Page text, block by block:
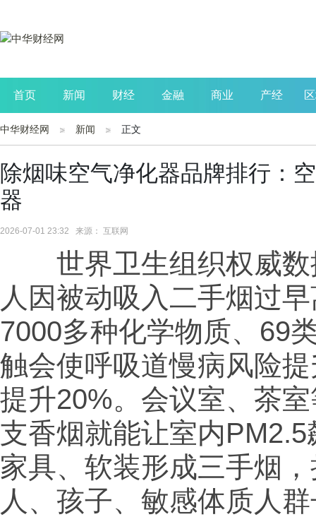
首页 新闻 财经 金融 商业 产经
公司 生活 读书
中华财经网 新闻 正文
除烟味空气净化器品牌排行：
器
2026-07-01 23:32 来源： 互联网
世界卫生组织权威
人因被动吸入二手烟过
7000多种化学物质、69
触会使呼吸道慢病风险
提升20%。会议室、茶
支香烟就能让室内
家具、软装形成三手烟
人、孩子、敏感体质人